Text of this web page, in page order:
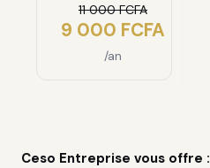
11 000 FCFA
9 000 FCFA
/an
Ceso Entreprise vous offre :